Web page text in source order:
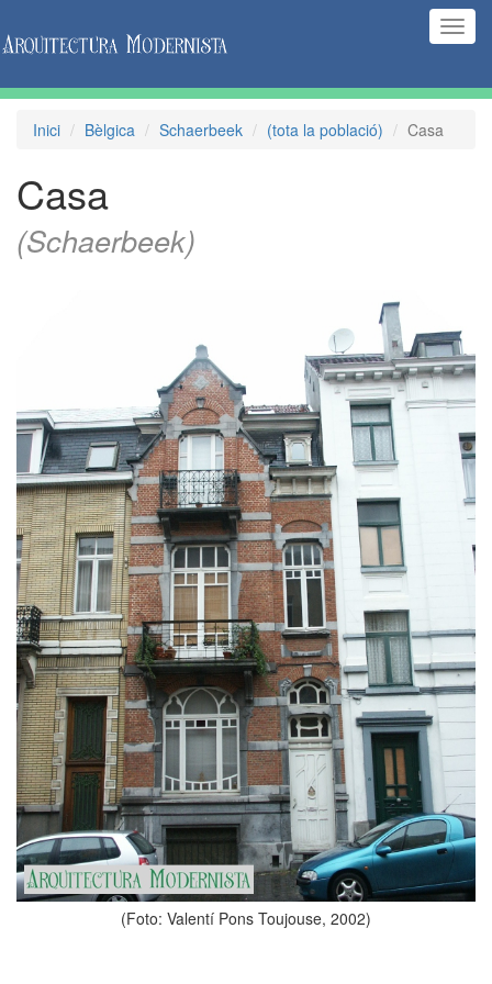
Inici Bèlgica Schaerbeek (tota la població) Casa
Casa
(Schaerbeek)
(Foto: Valentí Pons Toujouse, 2002)